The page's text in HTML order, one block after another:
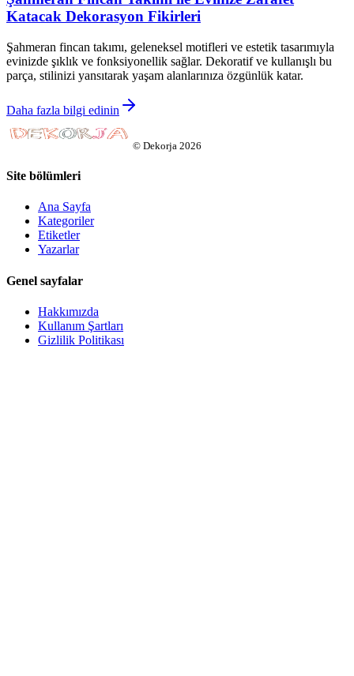
Katacak Dekorasyon Fikirleri
Şahmeran fincan takımı, geleneksel motifleri ve estetik tasarımıyla
evinizde şıklık ve fonksiyonellik sağlar. Dekoratif ve kullanışlı bu
parça, stilinizi yansıtarak yaşam alanlarınıza özgünlük katar.
Daha fazla bilgi edinin
© Dekorja 2026
Site bölümleri
Ana Sayfa
Kategoriler
Etiketler
Yazarlar
Genel sayfalar
Hakkımızda
Kullanım Şartları
Gizlilik Politikası